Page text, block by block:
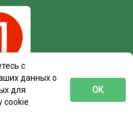
с
данных о
для
cookie
ОК